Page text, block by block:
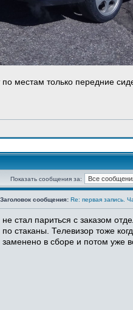
по местам только передние
Показать сообщения за:
Заголовок сообщения: Re: первая запись.
не стал париться с заказом
по стаканы. Телевизор тоже
заменено в сборе и потом уже